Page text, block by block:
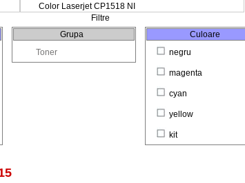
Filtre
Grupa
Toner
Culoare
negru
magenta
cyan
yellow
kit